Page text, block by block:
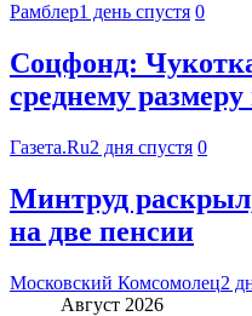
Рамблер1 день спустя 0
Соцфонд:
среднему
Газета.Ru2 дня спустя 0
Минтруд
на две пенсии
Московский Комсомолец2
Август 2026